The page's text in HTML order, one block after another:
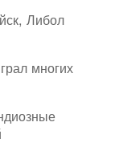
Либол
многих